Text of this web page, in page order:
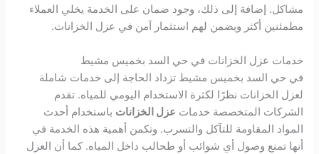
مشاكل. إضافة إلى ذلك، وجود ضمان على الخدمة يخلي العملاء
مطمئنين أكثر ويضمن لهم استثمار آمن في عزل الخزانات.
خدمات عزل الخزانات في حي السد بخميس مشيط
في حي السد بخميس مشيط تزداد الحاجة إلى خدمات شاملة
لعزل الخزانات نظرًا لكثرة الاستخدام اليومي للمياه. تقدم
الشركات المتخصصة خدمات عزل الخزانات باستخدام أحدث
المواد المقاومة للتآكل والتسرب. وتكمن أهمية هذه الخدمة في
أنها تمنع وصول أي شوائب أو طحالب داخل المياه. كما أن العزل